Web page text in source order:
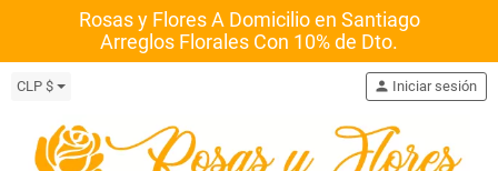
Rosas y Flores A Domicilio en Santiago
Arreglos Florales Con 10% de Dto.
CLP $ person Iniciar sesión